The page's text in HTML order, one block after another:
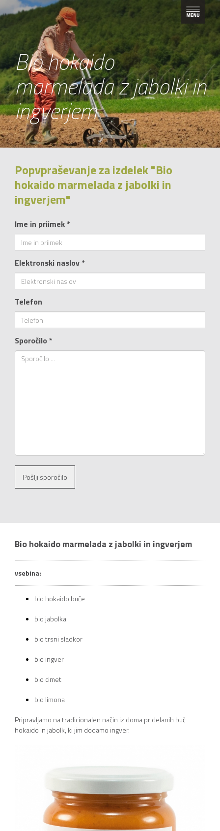
Bio hokaido
marmelada z jabolki in
ingverjem
Popvpraševanje za izdelek "Bio
hokaido marmelada z jabolki in
ingverjem"
Ime in priimek *
Elektronski naslov *
Telefon
Sporočilo *
Pošlji sporočilo
Bio hokaido marmelada z jabolki in ingverjem
vsebina:
bio hokaido buče
bio jabolka
bio trsni sladkor
bio ingver
bio cimet
bio limona
Pripravljamo na tradicionalen način iz doma pridelanih buč
hokaido in jabolk, ki jim dodamo ingver.